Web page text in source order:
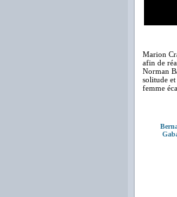
Marion
afin de
Norman
solitude
femme